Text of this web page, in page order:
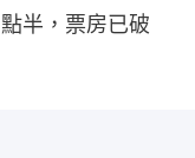
半，票房已破